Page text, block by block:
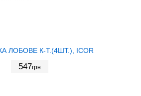
ЛОБОВЕ К-Т.(4ШТ.), ICOR
547грн